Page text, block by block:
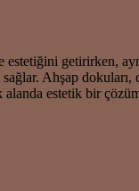
estetiğini getirirken,
Ahşap
estetik bir